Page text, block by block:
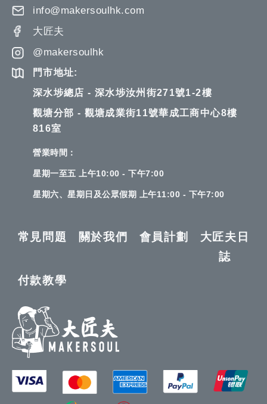
info@makersoulhk.com
大匠夫
@makersoulhk
門市地址:
深水埗總店 - 深水埗汝州街271號1-2樓
觀塘分部 - 觀塘成業街11號華成工商中心8樓
816室
營業時間：
星期一至五 上午10:00 - 下午7:00
星期六、星期日及公眾假期 上午11:00 - 下午7:00
常見問題 關於我們 會員計劃
大匠夫日
誌
付款教學